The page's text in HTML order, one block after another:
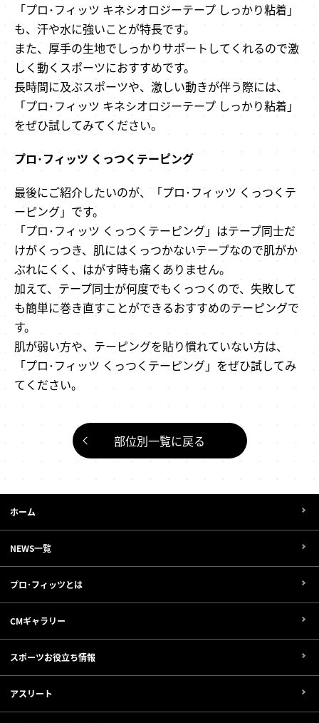
「プロ･フィッツ キネシオロジーテープ しっかり粘着」
も、汗や水に強いことが特長です。
また、厚手の生地でしっかりサポートしてくれるので激
しく動くスポーツにおすすめです。
長時間に及ぶスポーツや、激しい動きが伴う際には、
「プロ･フィッツ キネシオロジーテープ しっかり粘着」
をぜひ試してみてください。
プロ･フィッツ くっつくテーピング
最後にご紹介したいのが、「プロ･フィッツ くっつくテ
ーピング」です。
「プロ･フィッツ くっつくテーピング」はテープ同士だ
けがくっつき、肌にはくっつかないテープなので肌がか
ぶれにくく、はがす時も痛くありません。
加えて、テープ同士が何度でもくっつくので、失敗して
も簡単に巻き直すことができるおすすめのテーピングで
す。
肌が弱い方や、テーピングを貼り慣れていない方は、
「プロ･フィッツ くっつくテーピング」をぜひ試してみ
てください。
部位別一覧に戻る
ホーム
NEWS一覧
プロ･フィッツとは
CMギャラリー
スポーツお役立ち情報
アスリート